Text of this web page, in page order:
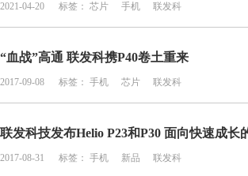
2021-04-20 标签： 芯片 手机 联发科
“血战”高通 联发科携P40卷土重来
2017-09-08 标签： 手机 芯片 联发科
联发科技发布Helio P23和P30 面向快速成长
2017-08-31 标签： 手机 新品 联发科